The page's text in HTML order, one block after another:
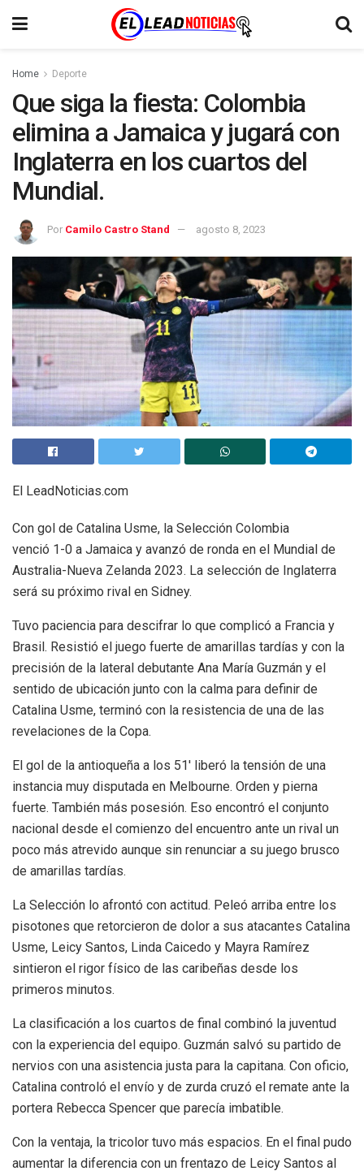
Home Deporte
Que siga la fiesta: Colombia
elimina a Jamaica y jugará con
Inglaterra en los cuartos del
Mundial.
Por Camilo Castro Stand agosto 8, 2023
El LeadNoticias.com
Con gol de Catalina Usme, la Selección Colombia
venció 1-0 a Jamaica y avanzó de ronda en el Mundial de
Australia-Nueva Zelanda 2023. La selección de Inglaterra
será su próximo rival en Sidney.
Tuvo paciencia para descifrar lo que complicó a Francia y
Brasil. Resistió el juego fuerte de amarillas tardías y con la
precisión de la lateral debutante Ana María Guzmán y el
sentido de ubicación junto con la calma para definir de
Catalina Usme, terminó con la resistencia de una de las
revelaciones de la Copa.
El gol de la antioqueña a los 51′ liberó la tensión de una
instancia muy disputada en Melbourne. Orden y pierna
fuerte. También más posesión. Eso encontró el conjunto
nacional desde el comienzo del encuentro ante un rival un
poco más atrevido aunque sin renunciar a su juego brusco
de amarillas tardías.
La Selección lo afrontó con actitud. Peleó arriba entre los
pisotones que retorcieron de dolor a sus atacantes Catalina
Usme, Leicy Santos, Linda Caicedo y Mayra Ramírez
sintieron el rigor físico de las caribeñas desde los
primeros minutos.
La clasificación a los cuartos de final combinó la juventud
con la experiencia del equipo. Guzmán salvó su partido de
nervios con una asistencia justa para la capitana. Con oficio,
Catalina controló el envío y de zurda cruzó el remate ante la
portera Rebecca Spencer que parecía imbatible.
Con la ventaja, la tricolor tuvo más espacios. En el final pudo
aumentar la diferencia con un frentazo de Leicy Santos al